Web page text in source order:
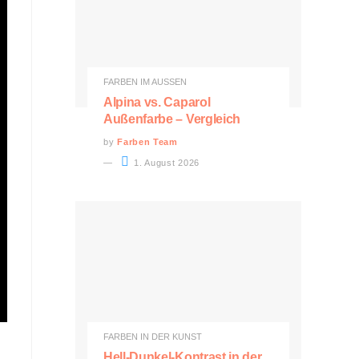
FARBEN IM AUSSEN
Alpina vs. Caparol
Außenfarbe – Vergleich
by Farben Team
1. August 2026
FARBEN IN DER KUNST